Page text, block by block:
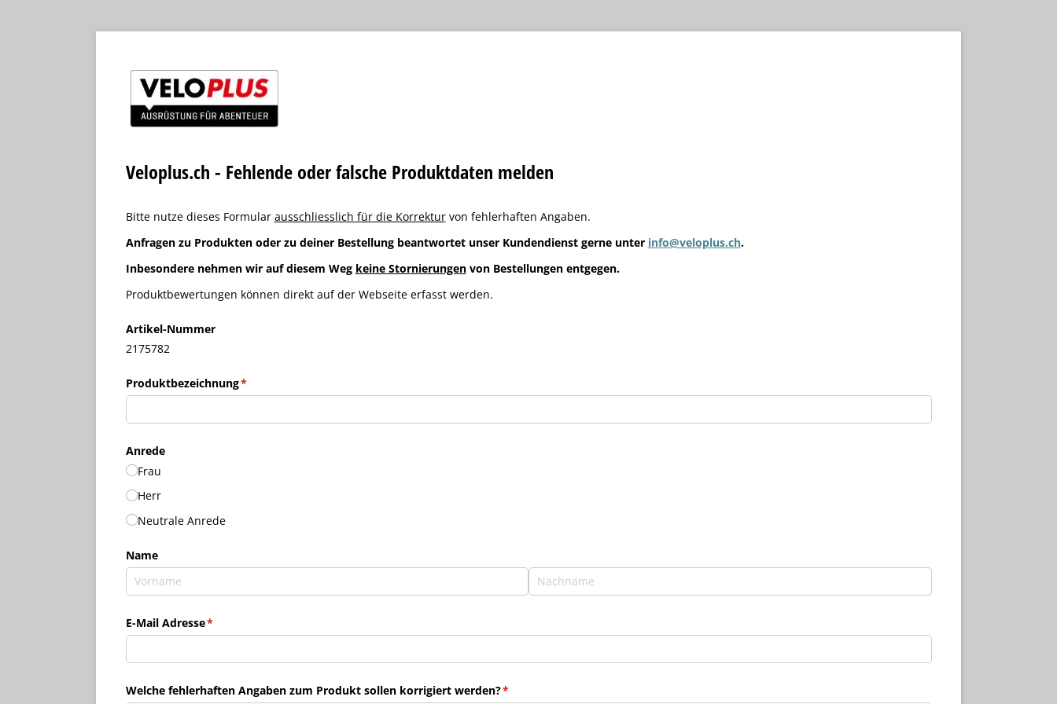
Veloplus.ch - Fehlende oder falsche Produktdaten melden
Bitte nutze dieses Formular ausschliesslich für die Korrekturvon fehlerhaften Angaben.
Anfragen zu Produkten oder zu deiner Bestellung beantwortet unser Kundendienst gerne unter info@veloplus.ch.
Inbesondere nehmen wir auf diesem Weg keine Stornierungenvon Bestellungen entgegen.
Produktbewertungen können direkt auf der Webseite erfasst werden.
Artikel-Nummer
2175782
Produktbezeichnung*
(erforderlich)
Anrede
Frau
Herr
Neutrale Anrede
Name
E-Mail Adresse*
(erforderlich)
Welche fehlerhaften Angaben zum Produkt sollen korrigiert werden?*
(erforderlich)